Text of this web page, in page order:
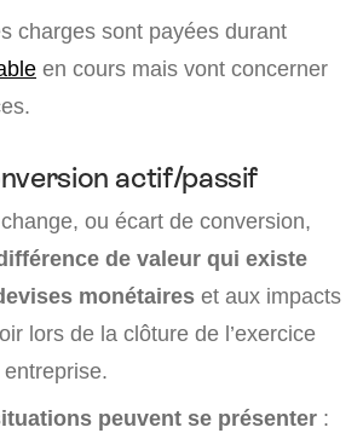
charges sont payées durant
en cours mais vont concerner
actif/passif
ou écart de conversion,
de valeur qui existe
monétaires et aux impacts
lors de la clôture de l’exercice
entreprise.
peuvent se présenter :